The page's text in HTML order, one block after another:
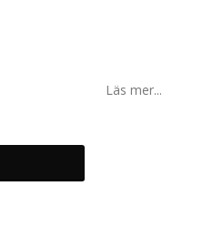
Läs mer...